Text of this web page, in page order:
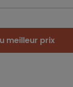
meilleur prix